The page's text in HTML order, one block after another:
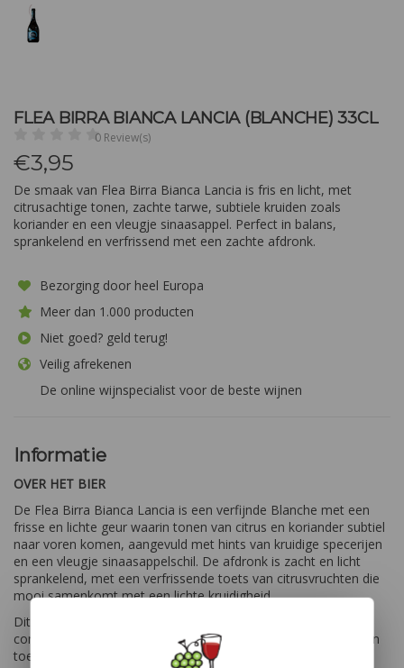
FLEA BIRRA BIANCA LANCIA (BLANCHE) 33CL
0 Review(s)
€3,95
De smaak van Flea Birra Bianca Lancia is fris en licht, met
citrusachtige tonen, zachte tarwe, subtiele kruiden zoals
koriander en een vleugje sinaasappel. Perfect in balans,
sprankelend en verfrissend met een zachte afdronk.
Bezorging door heel Europa
Meer dan 1.000 producten
Niet goed? geld terug!
Veilig afrekenen
De online wijnspecialist voor de beste wijnen
Informatie
OVER HET BIER
De Flea Birra Bianca Lancia is een verfijnde Blanche met een
frisse en lichte geur waarin tonen van citrus en koriander subtiel
naar voren komen, aangevuld met hints van kruidige specerijen
en een vleugje sinaasappelschil. De afdronk is zacht en licht
sprankelend, met een verfrissende toets van citrusvruchten die
mooi samenkomt met een lichte kruidigheid.
Dit zorgt voor een aangenaam evenwicht tussen frisheid en
complexiteit, waardoor deze bierervaring bijzonder plezierig en
toegankelijk is. Perfect voor liefhebbers van elegante en